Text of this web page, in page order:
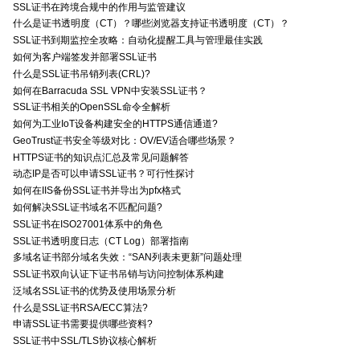
SSL证书在跨境合规中的作用与监管建议
什么是证书透明度（CT）？哪些浏览器支持证书透明度（CT）？
SSL证书到期监控全攻略：自动化提醒工具与管理最佳实践
如何为客户端签发并部署SSL证书
什么是SSL证书吊销列表(CRL)?
如何在Barracuda SSL VPN中安装SSL证书？
SSL证书相关的OpenSSL命令全解析
如何为工业IoT设备构建安全的HTTPS通信通道?
GeoTrust证书安全等级对比：OV/EV适合哪些场景？
HTTPS证书的知识点汇总及常见问题解答
动态IP是否可以申请SSL证书？可行性探讨
如何在IIS备份SSL证书并导出为pfx格式
如何解决SSL证书域名不匹配问题?
SSL证书在ISO27001体系中的角色
SSL证书透明度日志（CT Log）部署指南
多域名证书部分域名失效：“SAN列表未更新”问题处理
SSL证书双向认证下证书吊销与访问控制体系构建
泛域名SSL证书的优势及使用场景分析
什么是SSL证书RSA/ECC算法?
申请SSL证书需要提供哪些资料?
SSL证书中SSL/TLS协议核心解析